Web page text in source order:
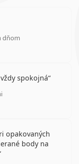
dňom
spokojná
opakovaných
body na